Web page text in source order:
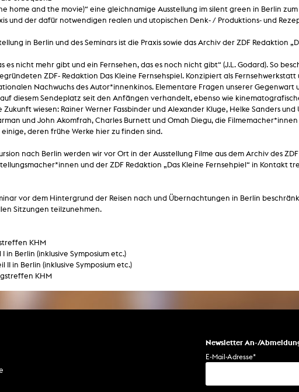
home and the movie)“ eine gleichnamige Ausstellung im silent green in Berlin
und der dafür notwendigen realen und utopischen Denk- / Produktions- und
in Berlin und des Seminars ist die Praxis sowie das Archiv der ZDF Redaktion
es nicht mehr gibt und ein Fernsehen, das es noch nicht gibt“ (J.L. Godard). So
ZDF- Redaktion Das Kleine Fernsehspiel. Konzipiert als
Nachwuchs des Autor*innenkinos. Elementare Fragen unserer Gegenwart
diesem Sendeplatz seit den Anfängen verhandelt, ebenso wie
Zukunft wiesen: Rainer Werner Fassbinder und Alexander Kluge, Helke Sanders und
und John Akomfrah, Charles Burnett und Omah Diegu, die
einige, deren frühe Werke hier zu finden sind.
nach Berlin werden wir vor Ort in der Ausstellung Filme aus dem Archiv des
und der ZDF Redaktion „Das Kleine Fernsehpiel“ in Kontakt
vor dem Hintergrund der Reisen nach und Übernachtungen in Berlin
Sitzungen teilzunehmen.
KHM
I in Berlin (inklusive Symposium etc.)
II in Berlin (inklusive Symposium etc.)
KHM
Newsletter An-/
E-Mail-Adresse*
Verlag
KHM
Journal
Reihe
Jahrbuch
topic
Rara
Access
Nützliche Hilfen / Kontakte
Förderpreis für FLINTA*
Studium mit Kind
Antidiskriminierung
AStA und StuPa
Freunde der KHM e.V.
In Erinnerung
Meldestelle Hinweisgeberschutzgesetz